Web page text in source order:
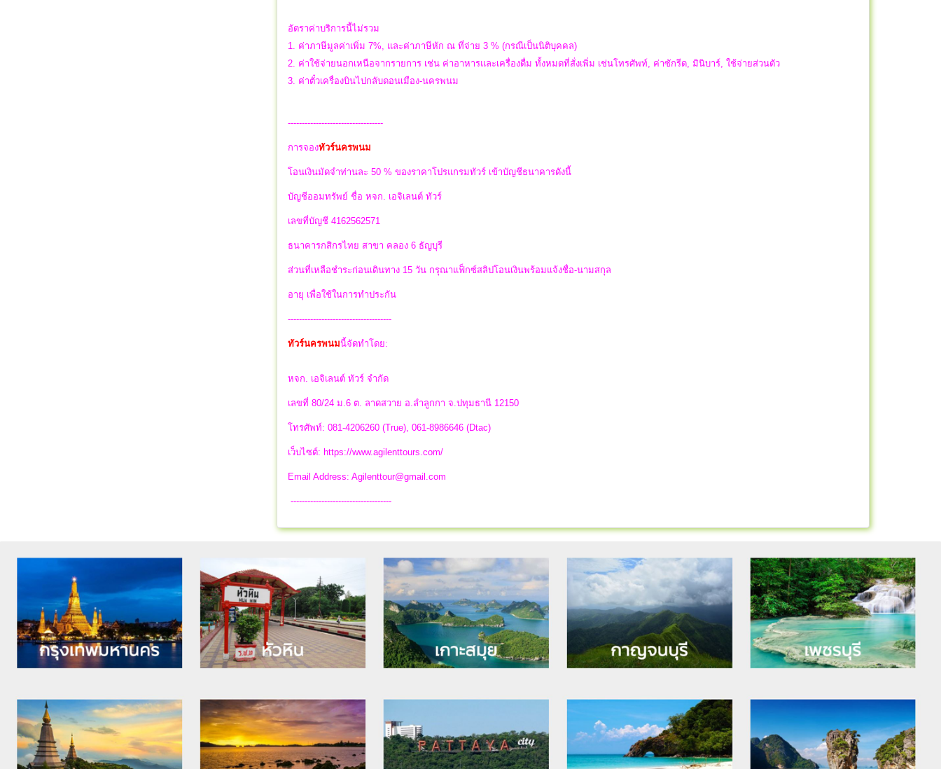
อัตราค่าบริการนี้ไม่รวม
1. ค่าภาษีมูลค่าเพิ่ม 7%, และค่าภาษีหัก ณ ที่จ่าย 3 % (กรณีเป็นนิติบุคคล)
2. ค่าใช้จ่ายนอกเหนือจากรายการ เช่น ค่าอาหารและเครื่องดื่ม ทั้งหมดที่สั่งเพิ่ม เช่นโทรศัพท์, ค่าซักรีด, มินิบาร์, ใช้จ่ายส่วนตัว
3. ค่าตั๋วเครื่องบินไปกลับดอนเมือง-นครพนม
----------------------------------
การจองทัวร์นครพนม
โอนเงินมัดจำท่านละ 50 % ของราคาโปรแกรมทัวร์ เข้าบัญชีธนาคารดังนี้
บัญชีออมทรัพย์ ชื่อ หจก. เอจิเลนต์ ทัวร์
เลขที่บัญชี 4162562571
ธนาคารกสิกรไทย สาขา คลอง 6 ธัญบุรี
ส่วนที่เหลือชำระก่อนเดินทาง 15 วัน กรุณาแฟ็กซ์สลิปโอนเงินพร้อมแจ้งชื่อ-นามสกุล
อายุ เพื่อใช้ในการทำประกัน
-------------------------------------
ทัวร์นครพนมนี้จัดทำโดย:
หจก. เอจิเลนต์ ทัวร์ จำกัด
เลขที่ 80/24 ม.6 ต. ลาดสวาย อ.ลำลูกกา จ.ปทุมธานี 12150
โทรศัพท์: 081-4206260 (True), 061-8986646 (Dtac)
เว็บไซต์: https://www.agilenttours.com/
Email Address: Agilenttour@gmail.com
------------------------------------